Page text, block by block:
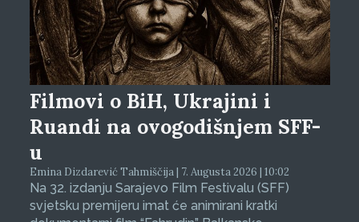
Filmovi o BiH, Ukrajini i
Ruandi na ovogodišnjem SFF-
u
Emina Dizdarević Tahmiščija | 7. Augusta 2026 | 10:02
Na 32. izdanju Sarajevo Film Festivalu (SFF)
svjetsku premijeru imat će animirani kratki